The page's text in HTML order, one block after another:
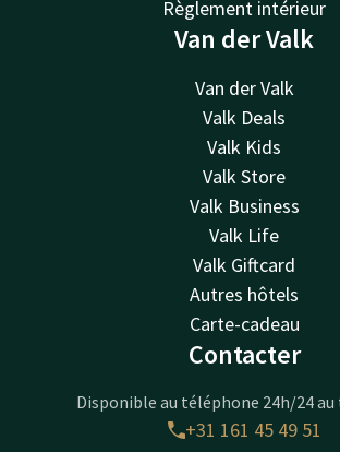
Règlement intérieur
Van der Valk
Van der Valk
Valk Deals
Valk Kids
Valk Store
Valk Business
Valk Life
Valk Giftcard
Autres hôtels
Carte-cadeau
Contacter
Disponible au téléphone 24h/24
+31 161 45 49 51